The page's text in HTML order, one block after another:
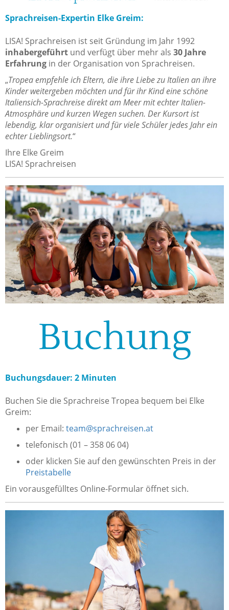
Sprachreisen-Expertin Elke Greim:
LISA! Sprachreisen ist seit Gründung im Jahr 1992
inhabergeführt und verfügt über mehr als 30 Jahre
Erfahrung in der Organisation von Sprachreisen.
„Tropea empfehle ich Eltern, die ihre Liebe zu Italien an ihre
Kinder weitergeben möchten und für ihr Kind eine schöne
Italiensich-Sprachreise direkt am Meer mit echter Italien-
Atmosphäre und kurzen Wegen suchen. Der Kursort ist
lebendig, klar organisiert und für viele Schüler jedes Jahr ein
echter Lieblingsort.“
Ihre Elke Greim
LISA! Sprachreisen
Buchung
Buchungsdauer: 2 Minuten
Buchen Sie die Sprachreise Tropea bequem bei Elke
Greim:
per Email: team@sprachreisen.at
telefonisch (01 – 358 06 04)
oder klicken Sie auf den gewünschten Preis in der
Preistabelle
Ein vorausgefülltes Online-Formular öffnet sich.